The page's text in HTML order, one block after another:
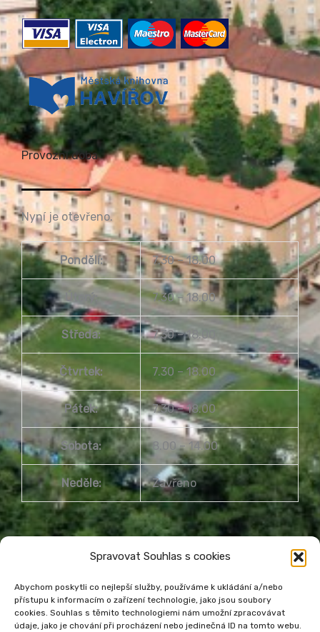
Spravovat Souhlas s cookies
Abychom poskytli co nejlepší služby, používáme k ukládání a/nebo
přístupu k informacím o zařízení technologie, jako jsou soubory
cookies. Souhlas s těmito technologiemi nám umožní zpracovávat
údaje, jako je chování při procházení nebo jedinečná ID na tomto webu.
Provozní doba
Nyní je otevřeno.
Pondělí: 7.30 – 18.00
Úterý: 7.30 – 18.00
Středa: 7.30 – 18.00
Čtvrtek: 7.30 – 18.00
Pátek: 7.30 – 18.00
Sobota: 8.00 – 14.00
Neděle: Zavřeno
Městská knihovna Havířov